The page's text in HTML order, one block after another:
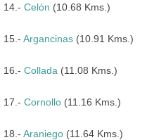
14.- Celón (10.68 Kms.)
15.- Argancinas (10.91 Kms.)
16.- Collada (11.08 Kms.)
17.- Cornollo (11.16 Kms.)
18.- Araniego (11.64 Kms.)